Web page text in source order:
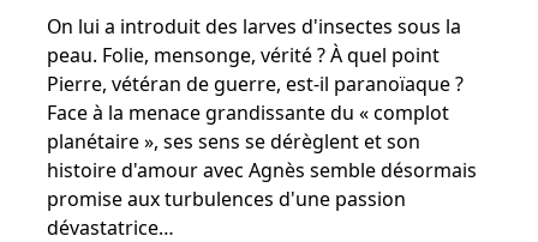
On lui a introduit des larves d'insectes sous la
peau. Folie, mensonge, vérité ? À quel point
Pierre, vétéran de guerre, est-il paranoïaque ?
Face à la menace grandissante du « complot
planétaire », ses sens se dérèglent et son
histoire d'amour avec Agnès semble désormais
promise aux turbulences d'une passion
dévastatrice…